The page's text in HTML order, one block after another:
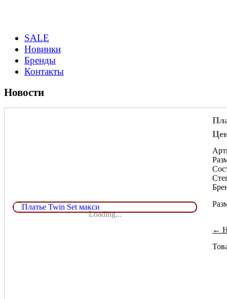
SALE
Новинки
Бренды
Контакты
Новости
Loading...
←